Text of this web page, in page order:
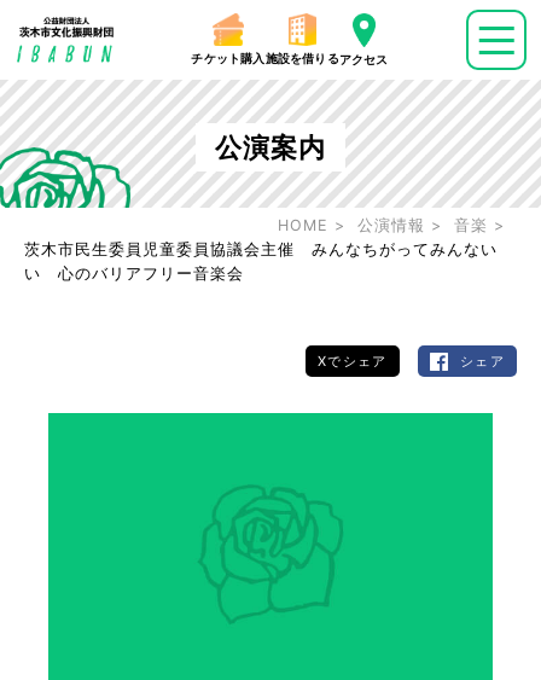
チケット購入 施設を借りるアクセス
公演案内
HOME 公演情報
音楽
茨木市民生委員児童委員協議会主催 みんなちがってみんない
い 心のバリアフリー音楽会
Xでシェア シェア